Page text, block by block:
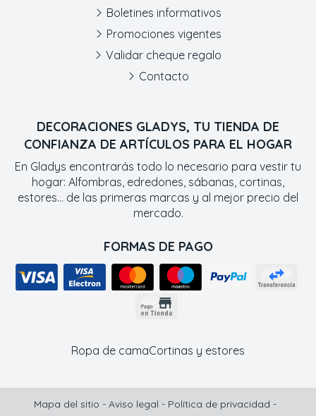
DECORACIONES GLADYS, TU TIENDA DE
CONFIANZA DE ARTÍCULOS PARA EL HOGAR
En Gladys encontrarás todo lo necesario para vestir tu
hogar: Alfombras, edredones, sábanas, cortinas,
estores... de las primeras marcas y al mejor precio del
mercado.
FORMAS DE PAGO
Boletines informativos
Promociones vigentes
Validar cheque regalo
Contacto
Ropa de camaCortinas y estores
Mapa del sitio - Aviso legal - Política de privacidad -